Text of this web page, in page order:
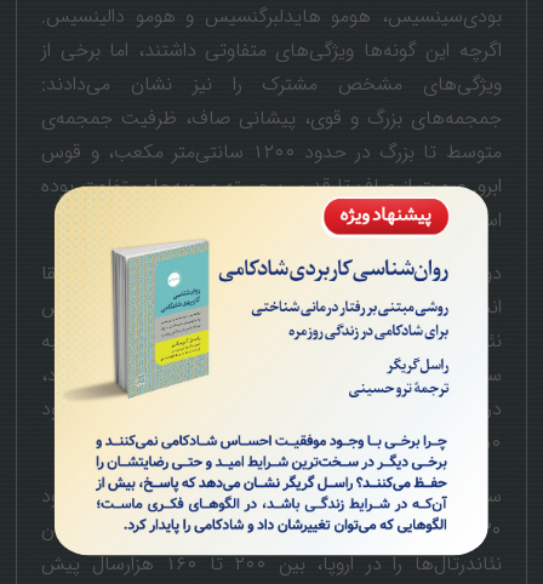
بودی‌سینسیس، هومو هایدلبرگنسیس و هومو دالینسیس.
اگرچه این گونه‌ها ویژگی‌های متفاوتی داشتند، اما برخی از
ویژگی‌های مشخص مشترک را نیز نشان می‌دادند:
جمجمه‌های بزرگ و قوی، پیشانی صاف، ظرفیت جمجمه‌ی
متوسط تا بزرگ در حدود ۱۲۰۰ سانتی‌متر مکعب، و قوس
ابرو. صورت از صاف تا قدری برجسته و روبه‌جلو متفاوت بوده
است.
دو. هومو بودی‌سینسیس به پیدایی انسان مدرن در آفریقا
انجامید، درحالی‌که هومو هایدلبرگنسیس باعث پیدایش
نئاندرتال‌ها در اروپا شد. انتقال از بودی‌سینسیس به
سی‌پینس(گونه‌ی ما) حدود ۳۰۰ هزارسال پیش رخ داد،
درحالی‌که انتقال از هایدلبرگنسیس به نئاندرتال‌ها در حدود
۴۵۰ هزارسال پیش رخ داد.
سه. اولین نمایندگان گونه‌ی ما را می‌توان در آفریقا در حدود
۲۳۰ هزارسال پیش یافت؛ درحالی‌که اولین نمایندگان
نئاندرتال‌ها را در اروپا، بین ۲۰۰ تا ۱۶۰ هزارسال پیش